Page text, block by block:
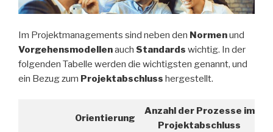
Im Projektmanagements sind neben den Normenund
Vorgehensmodellenauch Standards wichtig. In der
folgenden Tabelle werden die wichtigsten genannt, und
ein Bezug zum Projektabschluss hergestellt.
Orientierung
Anzahl der Prozesse im
Projektabschluss